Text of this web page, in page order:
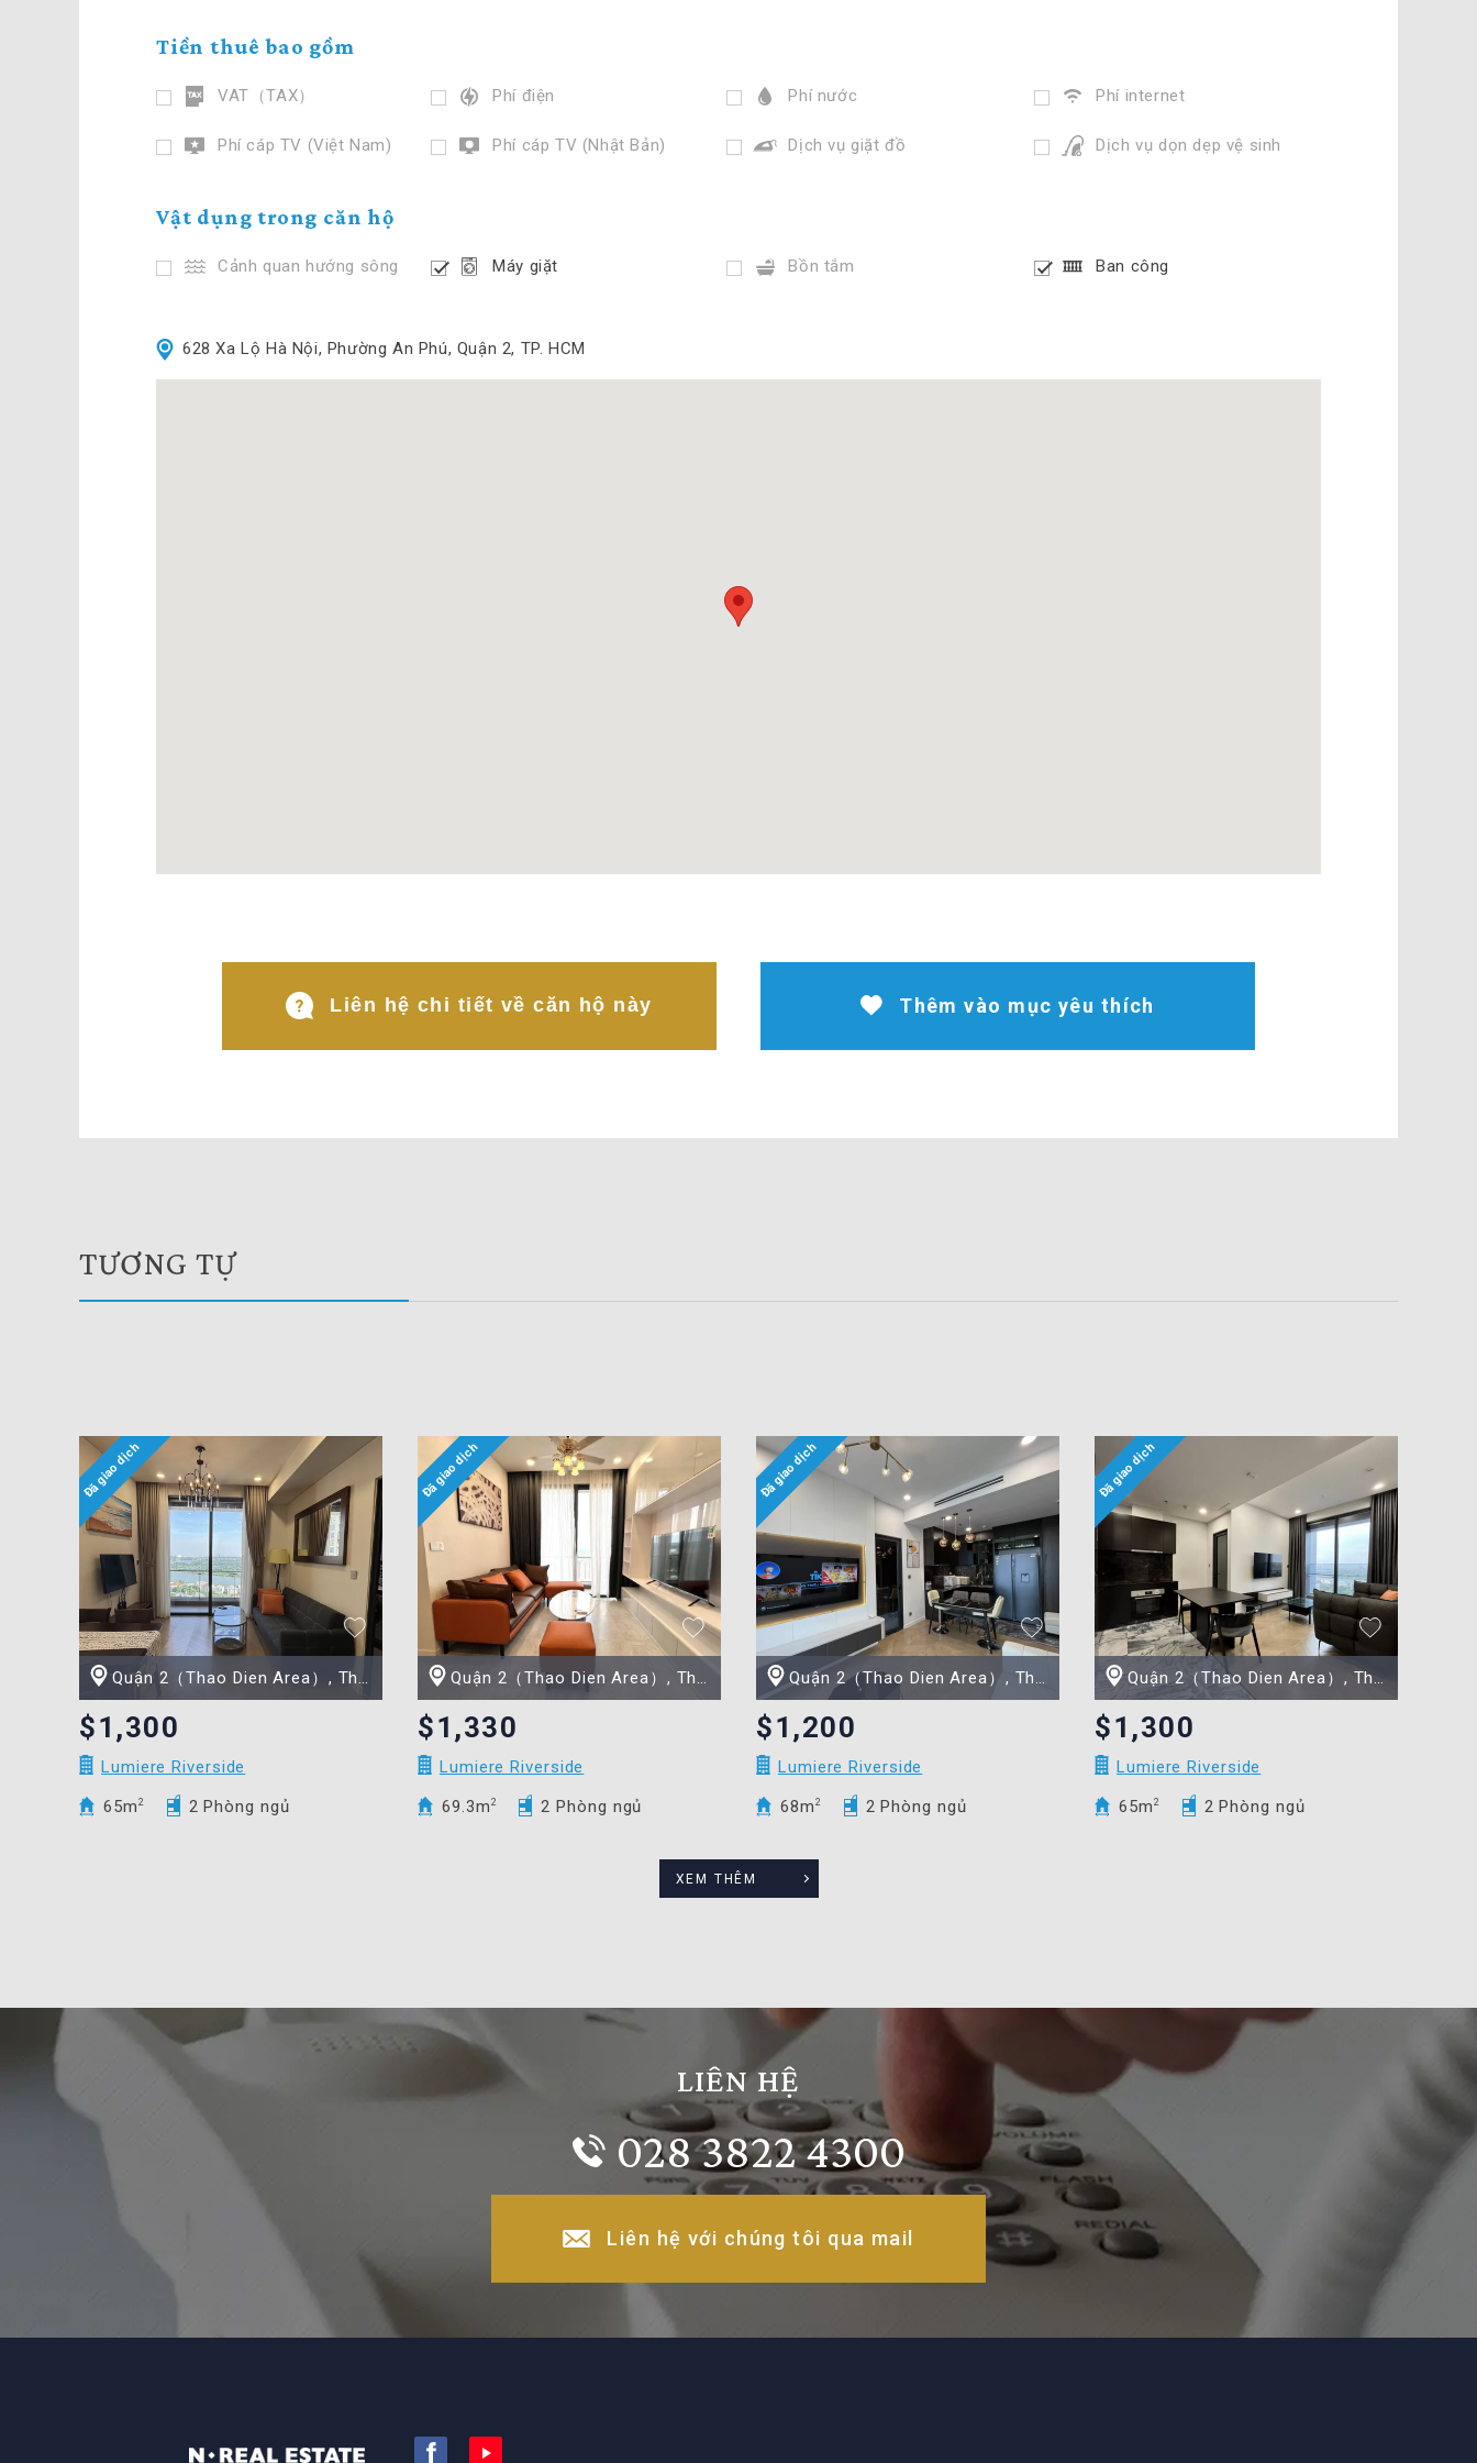
Tiền thuê bao gồm
VAT（TAX） Phí điện Phí nước Phí internet
Phí cáp TV (Việt Nam) Phí cáp TV (Nhật Bản) Dịch vụ giặt đồ Dịch vụ dọn dẹp vệ sinh
Vật dụng trong căn hộ
Cảnh quan hướng sông Máy giặt Bồn tắm Ban công
628 Xa Lộ Hà Nội, Phường An Phú, Quận 2, TP. HCM
Liên hệ chi tiết về căn hộ này Thêm vào mục yêu thích
TƯƠNG TỰ
Quận 2（Thao Dien Area）, Thành phố Hồ Chí Minh
$1,300
Lumiere Riverside
65m 2 2 Phòng ngủ
Quận 2（Thao Dien Area）, Thành phố Hồ Chí Minh
$1,330
Lumiere Riverside
69.3m 2 2 Phòng ngủ
Quận 2（Thao Dien Area）, Thành phố Hồ Chí Minh
$1,200
Lumiere Riverside
68m 2 2 Phòng ngủ
Quận 2（Thao Dien Area）, Thành phố Hồ Chí Minh
$1,300
Lumiere Riverside
65m 2 2 Phòng ngủ
XEM THÊM
LIÊN HỆ
028 3822 4300
Liên hệ với chúng tôi qua mail